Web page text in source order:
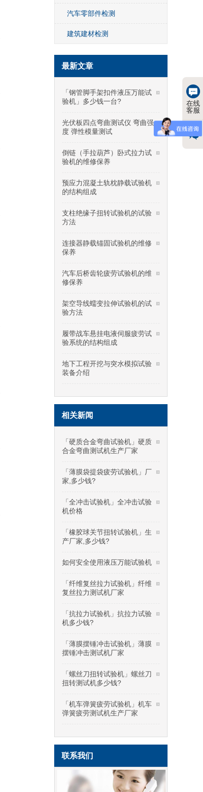
汽车零部件检测
建筑建材检测
最新文章
「钢管脚手架扣件液压万能试
验机」多少钱一台?
光伏板四点弯曲测试仪 弯曲强
度 弹性模量测试
倒链（手拉葫芦）卧式拉力试
验机的维修保养
预应力混凝土轨枕静载试验机
的结构组成
支柱绝缘子扭转试验机的试验
方法
连接器静载锚固试验机的维修
保养
汽车后桥齿轮疲劳试验机的维
修保养
架空导线蠕变拉伸试验机的试
验方法
履带战车悬挂电液伺服疲劳试
验系统的结构组成
地下工程开挖与突水模拟试验
装备介绍
相关新闻
「硬质合金弯曲试验机」硬质
合金弯曲测试机生产厂家
「薄膜袋提袋疲劳试验机」厂
家,多少钱?
「全冲击试验机」全冲击试验
机价格
「橡胶球关节扭转试验机」生
产厂家,多少钱?
如何安全使用液压万能试验机
「纤维复丝拉力试验机」纤维
复丝拉力测试机厂家
「抗拉力试验机」抗拉力试验
机多少钱?
「薄膜摆锤冲击试验机」薄膜
摆锤冲击测试机厂家
「螺丝刀扭转试验机」螺丝刀
扭转测试机多少钱?
「机车弹簧疲劳试验机」机车
弹簧疲劳测试机生产厂家
联系我们
在线
客服